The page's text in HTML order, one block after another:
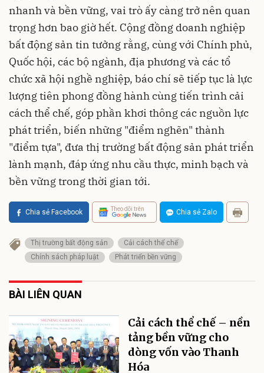
nhanh và bền vững, vai trò ấy càng trở nên quan
trọng hơn bao giờ hết. Cộng đồng doanh nghiệp
bất động sản tin tưởng rằng, cùng với Chính phủ,
Quốc hội, các bộ ngành, địa phương và các tổ
chức xã hội nghề nghiệp, báo chí sẽ tiếp tục là lực
lượng tiên phong đồng hành cùng tiến trình cải
cách thể chế, góp phần khơi thông các nguồn lực
phát triển, biến những "điểm nghẽn" thành
"điểm tựa", đưa thị trường bất động sản phát triển
lành mạnh, đáp ứng nhu cầu thực, minh bạch và
bền vững trong thời gian tới.
Chia sẻ Facebook Theo dõi trên Chia sẻ Zalo
Thị trường bất động sản
Cải cách thể chế
Chính sách pháp luật
Phát triển bền vững
BÀI LIÊN QUAN
Cải cách thể chế – nền
tảng bền vững cho
dòng vốn vào Thanh
Hóa